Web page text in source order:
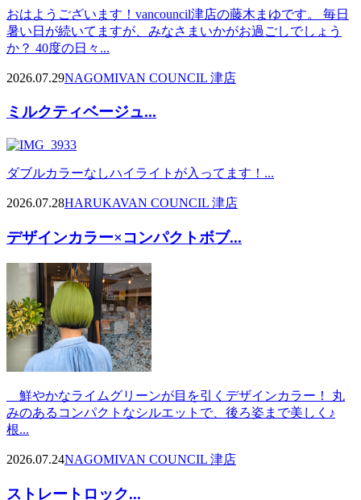
おはようございます！vancouncil津店の藤木まゆです。 毎日
暑い日が続いてますが、みなさまいかがお過ごしでしょう
か？ 40度の日々...
2026.07.29NAGOMIVAN COUNCIL 津店
ミルクティベージュ...
ダブルカラーなしハイライトが入ってます！...
2026.07.28HARUKAVAN COUNCIL 津店
デザインカラー×コンパクトボブ...
鮮やかなライムグリーンが目を引くデザインカラー！ 丸
みのあるコンパクトなシルエットで、後ろ姿まで美しく♪
根...
2026.07.24NAGOMIVAN COUNCIL 津店
ストレートロック...